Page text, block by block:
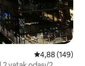
5 üzerinden
4,88 (149)